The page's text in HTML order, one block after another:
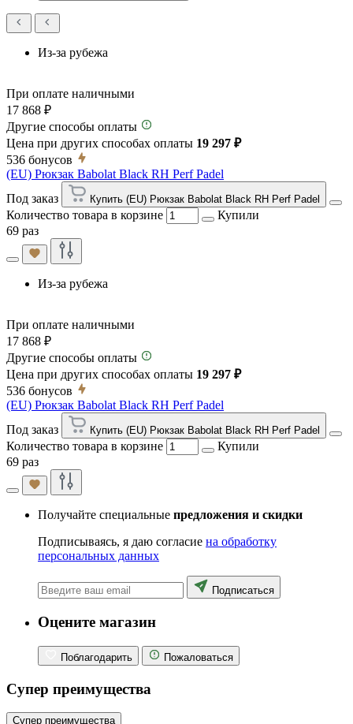
Из-за рубежа
При оплате наличными
17 868 ₽
Другие способы оплаты
Цена при других способах оплаты 19 297 ₽
536 бонусов
(EU) Рюкзак Babolat Black RH Perf Padel
Под заказ
Купить (EU) Рюкзак Babolat Black RH Perf Padel
Количество товара в корзине
Купили
69 раз
Из-за рубежа
При оплате наличными
17 868 ₽
Другие способы оплаты
Цена при других способах оплаты 19 297 ₽
536 бонусов
(EU) Рюкзак Babolat Black RH Perf Padel
Под заказ
Купить (EU) Рюкзак Babolat Black RH Perf Padel
Количество товара в корзине
Купили
69 раз
Получайте специальные предложения и скидки
Подписываясь, я даю согласие на обработку
персональных данных
Подписаться
Оцените магазин
Поблагодарить Пожаловаться
Супер преимущества
Супер преимущества